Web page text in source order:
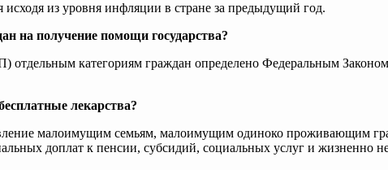
из уровня инфляции в стране за предыдущий год.
на получение помощи государства?
отдельным категориям граждан определено Федеральным
лекарства?
малоимущим семьям, малоимущим одиноко проживающим
доплат к пенсии, субсидий, социальных услуг и жизненно